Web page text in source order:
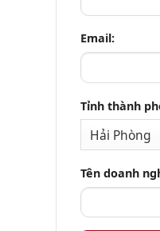
Email:
Tỉnh thành
Tên doanh